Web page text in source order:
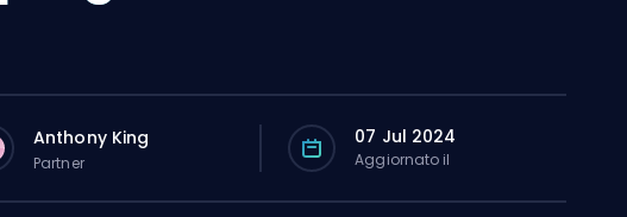
Anthony King
Partner
07 Jul 2024
Aggiornato il